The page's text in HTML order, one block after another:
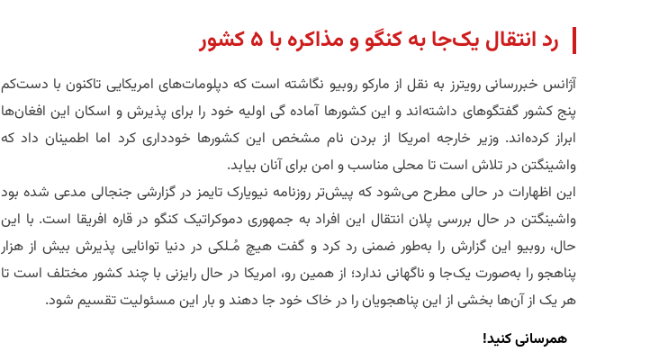
​رد انتقال یک‌جا به کنگو و مذاکره با ۵ کشور
​آژانس خبررسانی رویترز به نقل از مارکو روبیو نگاشته است که دپلومات‌های امریکایی تاکنون با دست‌کم
پنج کشور گفتگوهای داشته‌اند و این کشورها آماده گی اولیه خود را برای پذیرش و اسکان این افغان‌ها
ابراز کرده‌اند. وزیر خارجه امریکا از بردن نام مشخص این کشورها خودداری کرد اما اطمینان داد که
واشینگتن در تلاش است تا محلی مناسب و امن برای آنان بیابد.
​این اظهارات در حالی مطرح می‌شود که پیش‌تر روزنامه نیویارک تایمز در گزارشی جنجالی مدعی شده بود
واشینگتن در حال بررسی پلان انتقال این افراد به جمهوری دموکراتیک کنگو در قاره افریقا است. با این
حال، روبیو این گزارش را به‌طور ضمنی رد کرد و گفت هیچ مُـلکی در دنیا توانایی پذیرش بیش از هزار
پناهجو را به‌صورت یک‌جا و ناگهانی ندارد؛ از همین رو، امریکا در حال رایزنی با چند کشور مختلف است تا
هر یک از آن‌ها بخشی از این پناهجویان را در خاک خود جا دهند و بار این مسئولیت تقسیم شود.
همرسانی کنید!